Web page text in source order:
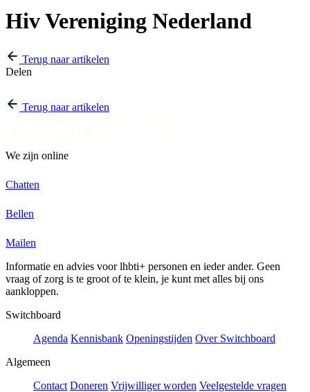
Hiv Vereniging Nederland
Terug naar artikelen
Delen
Terug naar artikelen
We zijn online
Chatten
Bellen
Mailen
Informatie en advies voor lhbti+ personen en ieder ander. Geen
vraag of zorg is te groot of te klein, je kunt met alles bij ons
aankloppen.
Switchboard
Agenda Kennisbank Openingstijden Over Switchboard
Algemeen
Contact Doneren Vrijwilliger worden Veelgestelde vragen